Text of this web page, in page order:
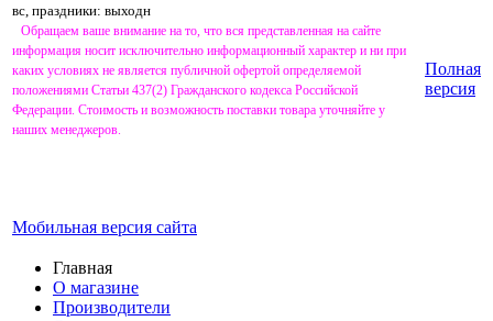
вс, праздники: выходн
Обращаем ваше внимание на то, что вся представленная на сайте
информация носит исключительно информационный характер и ни при
каких условиях не является публичной офертой определяемой
положениями Статьи 437(2) Гражданского кодекса Российской
Федерации. Стоимость и возможность поставки товара уточняйте у
наших менеджеров.
Мобильная версия сайта
Полная
версия
Главная
О магазине
Производители